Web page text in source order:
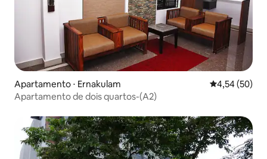
Apartamento ⋅ Ernakulam 4,54 de uma
4,54 (50)
Apartamento de dois quartos-(A2)